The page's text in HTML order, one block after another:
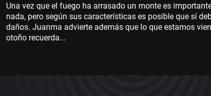
Una vez que el fuego ha arrasado un monte es
nada, pero según sus características es posible que sí
daños. Juanma advierte además que lo que estamos
otoño recuerda...